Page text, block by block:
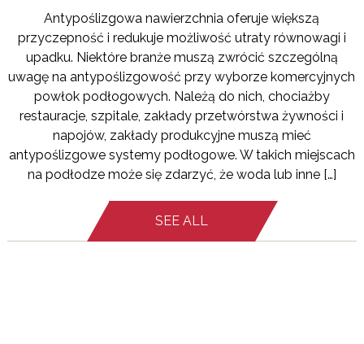
Antypoślizgowa nawierzchnia oferuje większą
przyczepność i redukuje możliwość utraty równowagi i
upadku. Niektóre branże muszą zwrócić szczególną
uwagę na antypoślizgowość przy wyborze komercyjnych
powłok podłogowych. Należą do nich, chociażby
restauracje, szpitale, zakłady przetwórstwa żywności i
napojów, zakłady produkcyjne muszą mieć
antypoślizgowe systemy podłogowe. W takich miejscach
na podłodze może się zdarzyć, że woda lub inne […]
SEE ALL